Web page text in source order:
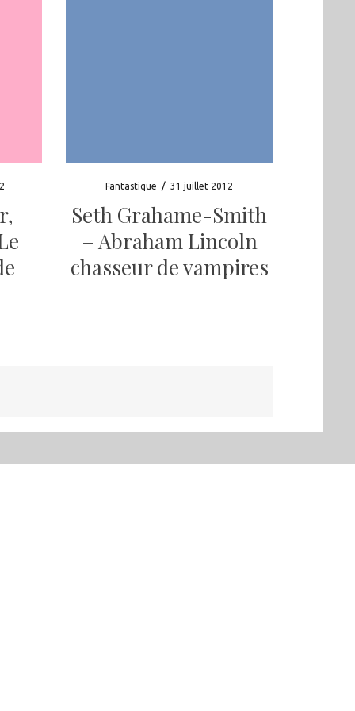
Fantastique / 31 juillet 2012
Seth Grahame-Smith
– Abraham Lincoln
chasseur de vampires